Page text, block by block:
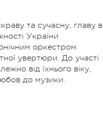
та сучасну, главу в
України
оркестром
увертюри. До участі
від їхнього віку,
до музики.